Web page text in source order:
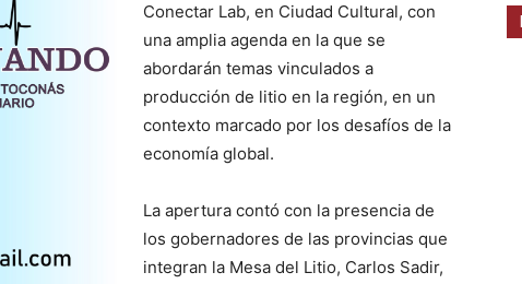
Conectar Lab, en Ciudad Cultural, con
una amplia agenda en la que se
abordarán temas vinculados a
producción de litio en la región, en un
contexto marcado por los desafíos de la
economía global.
La apertura contó con la presencia de
los gobernadores de las provincias que
integran la Mesa del Litio, Carlos Sadir,